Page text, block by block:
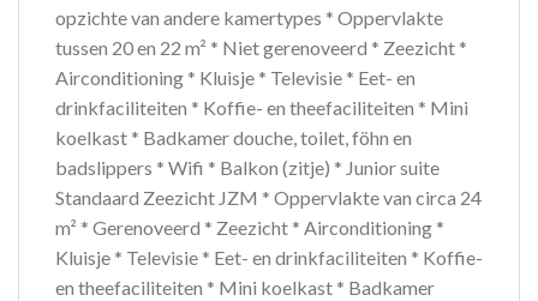
opzichte van andere kamertypes * Oppervlakte
tussen 20 en 22 m² * Niet gerenoveerd * Zeezicht *
Airconditioning * Kluisje * Televisie * Eet- en
drinkfaciliteiten * Koffie- en theefaciliteiten * Mini
koelkast * Badkamer douche, toilet, föhn en
badslippers * Wifi * Balkon (zitje) * Junior suite
Standaard Zeezicht JZM * Oppervlakte van circa 24
m² * Gerenoveerd * Zeezicht * Airconditioning *
Kluisje * Televisie * Eet- en drinkfaciliteiten * Koffie-
en theefaciliteiten * Mini koelkast * Badkamer